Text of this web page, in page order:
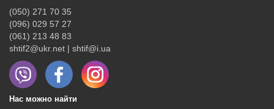
(050) 271 70 35
(096) 029 57 27
(061) 213 48 83
shtif2@ukr.net | shtif@i.ua
Нас можно найти